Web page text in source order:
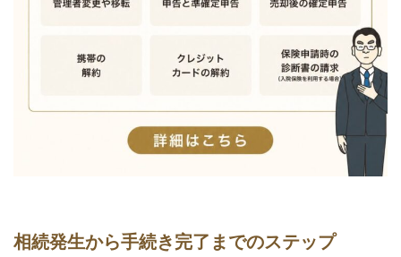
相続発生から手続き完了までのステップ